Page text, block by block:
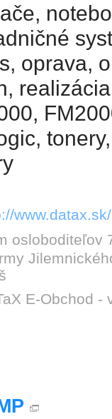
oprava,
www.datax.sk/
osloboditeľov
E-Obchod -